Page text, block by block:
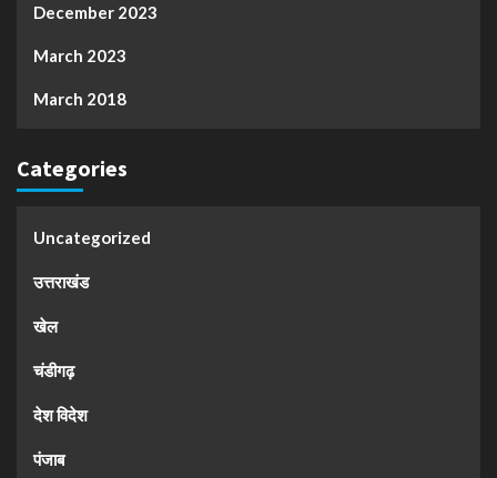
December 2023
March 2023
March 2018
Categories
Uncategorized
उत्तराखंड
खेल
चंडीगढ़
देश विदेश
पंजाब